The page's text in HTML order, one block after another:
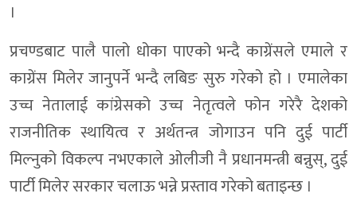
।
प्रचण्डबाट पालै पालो धोका पाएको भन्दै काग्रेंसले एमाले र
काग्रेंस मिलेर जानुपर्ने भन्दै लबिङ सुरु गरेको हो । एमालेका
उच्च नेतालाई कांग्रेसको उच्च नेतृत्वले फोन गरेरै देशको
राजनीतिक स्थायित्व र अर्थतन्त्र जोगाउन पनि दुई पार्टी
मिल्नुको विकल्प नभएकाले ओलीजी नै प्रधानमन्त्री बन्नुस्, दुई
पार्टी मिलेर सरकार चलाऊ भन्ने प्रस्ताव गरेको बताइन्छ ।